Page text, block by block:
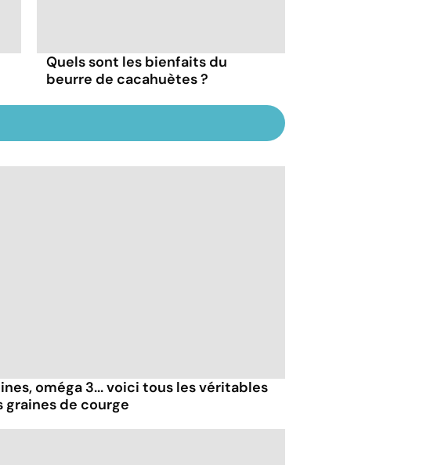
Quels sont les bienfaits du
beurre de cacahuètes ?
oméga 3... voici tous les véritables
graines de courge